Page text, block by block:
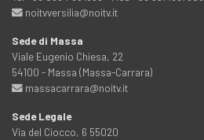
noitvversilia@noitv.it
Sede di Massa
Viale Eugenio Chiesa, 22
54100 - Massa (Massa-Carrara)
massacarrara@noitv.it
Sede Legale
Via del Ciocco, 6 55020